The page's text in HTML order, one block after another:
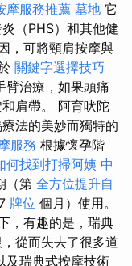
摩服務推薦 墓地 它
（PHS）和其他健
，可將頸肩按摩與
關鍵字選擇技巧
臂治療，如果頭痛
肩帶。 阿育吠陀
法的美妙而獨特的
服務 根據懷孕階
何找到打掃阿姨 中
（第 全方位提升自
牌位 個月）使用。
，有趣的是，瑞典
從而失去了很多道
及瑞典式按摩技術